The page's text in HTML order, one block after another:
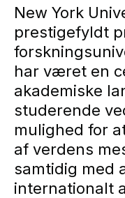
New York
prestigefyldt
har været en
akademiske
studerende
mulighed for
af verdens
samtidig med
internationalt